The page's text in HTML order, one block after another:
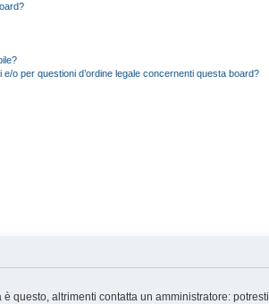
o per questioni d’ordine legale concernenti questa board?
questo, altrimenti contatta un amministratore: potresti